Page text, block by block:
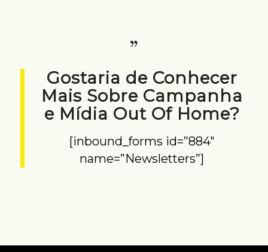
Gostaria de Conhecer
Mais Sobre Campanha
e Mídia Out Of Home?
[inbound_forms id=”884″
name=”Newsletters”]